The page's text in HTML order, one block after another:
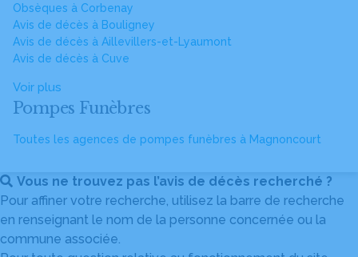
Obsèques à Corbenay
Avis de décès à Bouligney
Avis de décès à Aillevillers-et-Lyaumont
Avis de décès à Cuve
Voir plus
Pompes Funèbres
Toutes les agences de pompes funèbres à Magnoncourt
Vous ne trouvez pas l’avis de décès recherché ?
Pour affiner votre recherche, utilisez la barre de recherche
en renseignant le nom de la personne concernée ou la
commune associée.